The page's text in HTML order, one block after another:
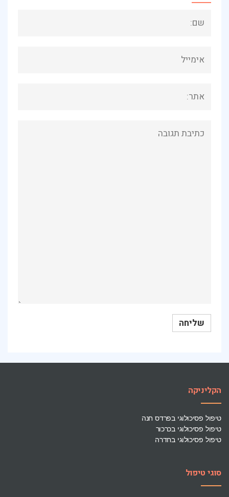
הקליניקה
טיפול פסיכולוגי בפרדס חנה
טיפול פסיכולוגי בכרכור
טיפול פסיכולוגי בחדרה
סוגי טיפול